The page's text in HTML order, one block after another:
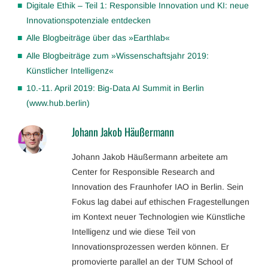
Digitale Ethik – Teil 1: Responsible Innovation und KI: neue
Innovationspotenziale entdecken
Alle Blogbeiträge über das »Earthlab«
Alle Blogbeiträge zum »Wissenschafts­jahr 2019:
Künstlicher Intelligenz«
10.-11. April 2019: Big-Data AI Summit in Berlin
(www.hub.berlin)
Johann Jakob Häußermann
Johann Jakob Häußermann arbeitete am
Center for Responsible Research and
Innovation des Fraunhofer IAO in Berlin. Sein
Fokus lag dabei auf ethischen Fragestellungen
im Kontext neuer Technologien wie Künstliche
Intelligenz und wie diese Teil von
Innovationsprozessen werden können. Er
promovierte parallel an der TUM School of